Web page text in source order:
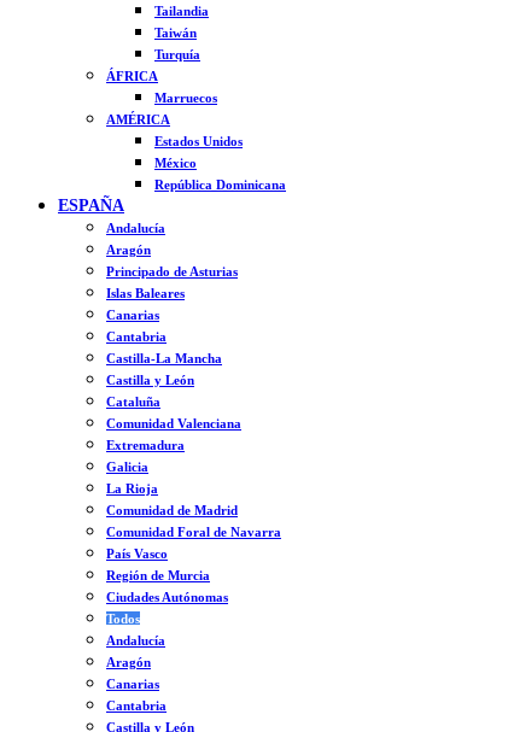
Tailandia
Taiwán
Turquía
ÁFRICA
Marruecos
AMÉRICA
Estados Unidos
México
República Dominicana
ESPAÑA
Andalucía
Aragón
Principado de Asturias
Islas Baleares
Canarias
Cantabria
Castilla-La Mancha
Castilla y León
Cataluña
Comunidad Valenciana
Extremadura
Galicia
La Rioja
Comunidad de Madrid
Comunidad Foral de Navarra
País Vasco
Región de Murcia
Ciudades Autónomas
Todos
Andalucía
Aragón
Canarias
Cantabria
Castilla y León